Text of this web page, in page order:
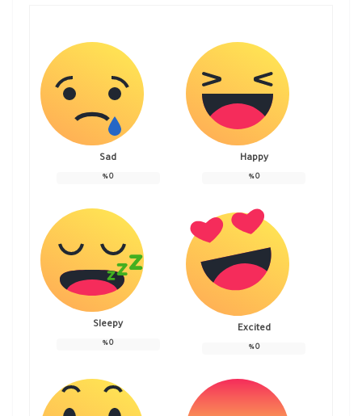
Happy
0
%
Sad
0
%
Excited
0
%
Sleepy
0
%